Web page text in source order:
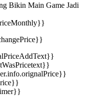
Bikin Main Game Jadi